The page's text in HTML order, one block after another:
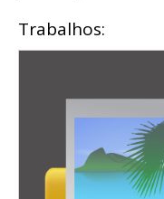
Trabalhos: